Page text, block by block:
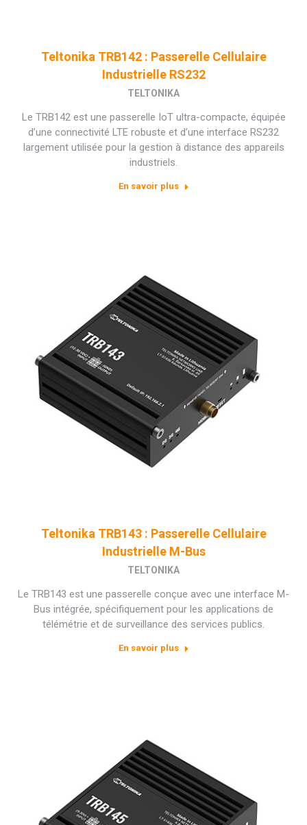
Teltonika TRB142 : Passerelle Cellulaire
Industrielle RS232
TELTONIKA
Le TRB142 est une passerelle IoT ultra-compacte, équipée
d’une connectivité LTE robuste et d’une interface RS232
largement utilisée pour la gestion à distance des appareils
industriels.
En savoir plus
Teltonika TRB143 : Passerelle Cellulaire
Industrielle M-Bus
TELTONIKA
Le TRB143 est une passerelle conçue avec une interface M-
Bus intégrée, spécifiquement pour les applications de
télémétrie et de surveillance des services publics.
En savoir plus